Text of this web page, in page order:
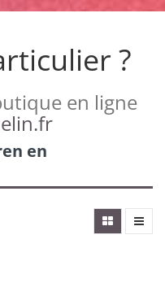
?
en ligne
en